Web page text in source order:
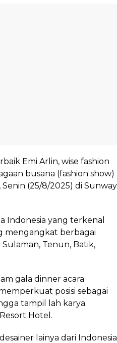
Emi Arlin, wise fashion
busana (fashion show)
(25/8/2025) di Sunway
Indonesia yang terkenal
mengangkat berbagai
Tenun, Batik,
gala dinner acara
posisi sebagai
tampil lah karya
Hotel.
lainya dari Indonesia